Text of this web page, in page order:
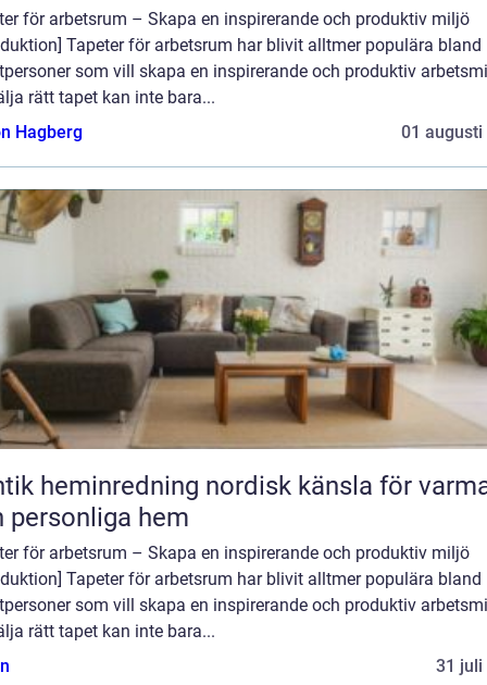
för arbetsrum – Skapa en inspirerande och produktiv miljö
Tapeter för arbetsrum har blivit alltmer populära bland
som vill skapa en inspirerande och produktiv
rätt tapet kan inte bara...
Hagberg
01 augusti
nordisk känsla för varma
personliga hem
för arbetsrum – Skapa en inspirerande och produktiv miljö
Tapeter för arbetsrum har blivit alltmer populära bland
som vill skapa en inspirerande och produktiv
rätt tapet kan inte bara...
31 juli